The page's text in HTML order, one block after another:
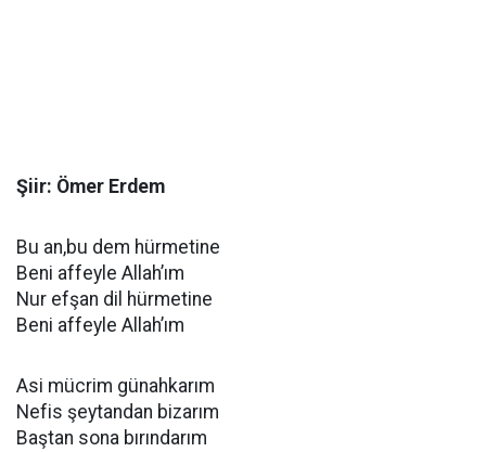
Şiir: Ömer Erdem
Bu an,bu dem hürmetine
Beni affeyle Allah’ım
Nur efşan dil hürmetine
Beni affeyle Allah’ım
Asi mücrim günahkarım
Nefis şeytandan bizarım
Baştan sona bırındarım